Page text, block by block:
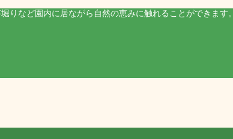
など園内に居ながら自然の恵みに触れることができます。